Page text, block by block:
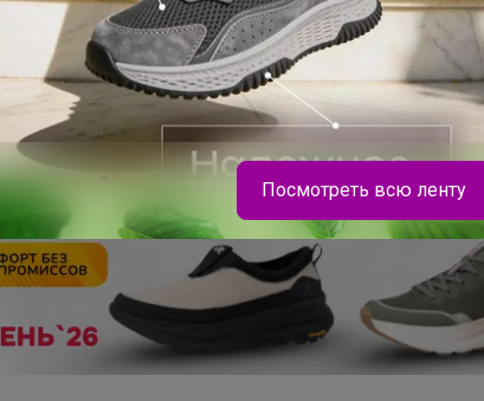
Брюнетка
знает, как превратить классику в
Посмотреть всю ленту